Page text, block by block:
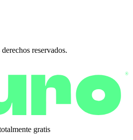
reservados.
®
gratis